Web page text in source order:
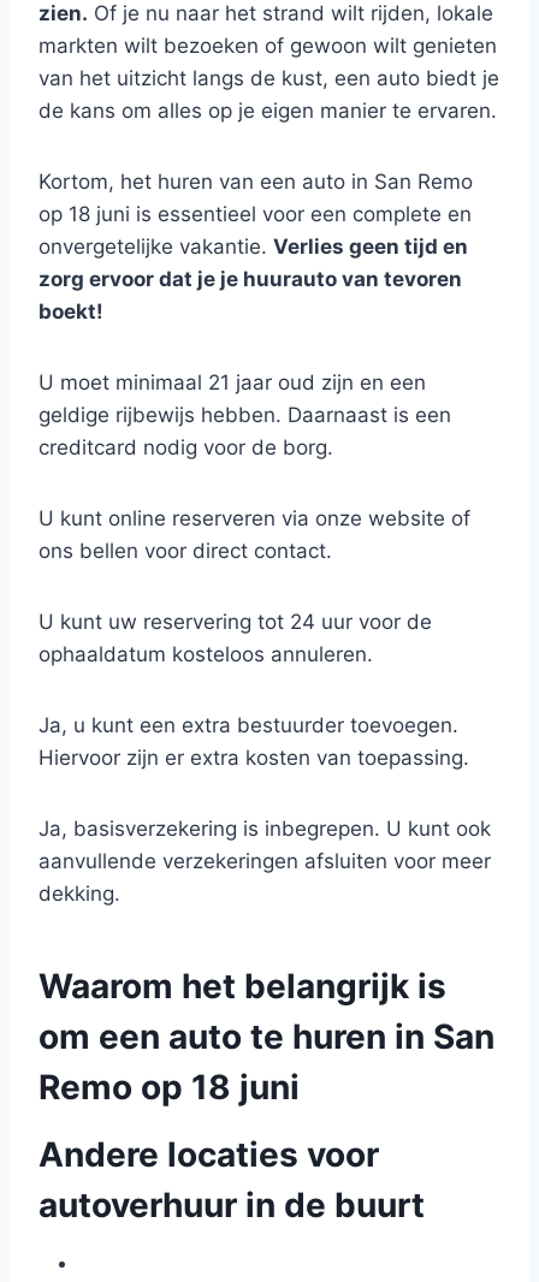
zien. Of je nu naar het strand wilt rijden, lokale
markten wilt bezoeken of gewoon wilt genieten
van het uitzicht langs de kust, een auto biedt je
de kans om alles op je eigen manier te ervaren.
Kortom, het huren van een auto in San Remo
op 18 juni is essentieel voor een complete en
onvergetelijke vakantie. Verlies geen tijd en
zorg ervoor dat je je huurauto van tevoren
boekt!
U moet minimaal 21 jaar oud zijn en een
geldige rijbewijs hebben. Daarnaast is een
creditcard nodig voor de borg.
U kunt online reserveren via onze website of
ons bellen voor direct contact.
U kunt uw reservering tot 24 uur voor de
ophaaldatum kosteloos annuleren.
Ja, u kunt een extra bestuurder toevoegen.
Hiervoor zijn er extra kosten van toepassing.
Ja, basisverzekering is inbegrepen. U kunt ook
aanvullende verzekeringen afsluiten voor meer
dekking.
Waarom het belangrijk is
om een auto te huren in San
Remo op 18 juni
Andere locaties voor
autoverhuur in de buurt